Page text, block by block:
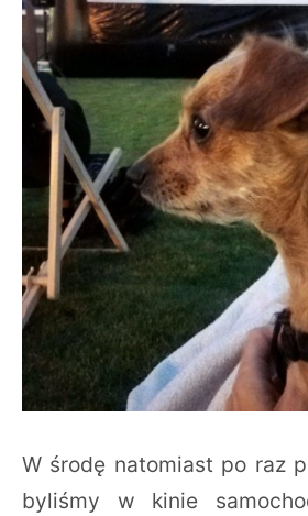
W środę natomiast po raz
byliśmy w kinie